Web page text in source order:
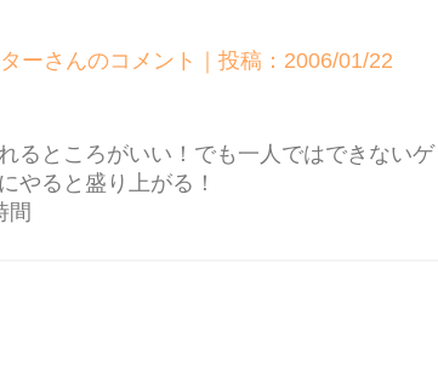
ーさんのコメント｜投稿：2006/01/22
るところがいい！でも一人ではできない
やると盛り上がる！
間